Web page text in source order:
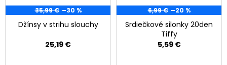
35,99 € –30 %
Džínsy v strihu slouchy
25,19 €
6,99 € –20 %
Srdiečkové silonky 20den
Tiffy
5,59 €